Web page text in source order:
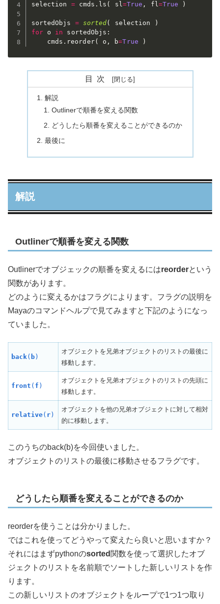
selection = cmds . ls ( sl=True , fl=True )
sortedObjs = sorted( selection
)
for o in sortedObjs :
	cmds
. reorder( o , b=True )
目次
解説
Outlinerで順番を変える関数
どうしたら順番を変えることができるのか
最後に
解説
Outlinerで順番を変える関数
Outlinerでオブジェックの順番を変えるにはreorderという
関数があります。
どのように変えるかはフラグによります。フラグの説明を
Mayaのコマンドヘルプで見てみますと下記のようになっ
ていました。
back ( b )
オブジェクトを兄弟オブジェクトのリストの最後に
移動します。
front ( f )
オブジェクトを兄弟オブジェクトのリストの先頭に
移動します。
relative( r )
オブジェクトを他の兄弟オブジェクトに対して相対
的に移動します。
このうちのback(b)を今回使いました。
オブジェクトのリストの最後に移動させるフラグです。
どうしたら順番を変えることができるのか
reorderを使うことは分かりました。
ではこれを使ってどうやって変えたら良いと思いますか？
それにはまずpythonのsorted 関数を使って選択したオブ
ジェクトのリストを名前順でソートした新しいリストを作
ります。
この新しいリストのオブジェクトをループで1つ1つ取り